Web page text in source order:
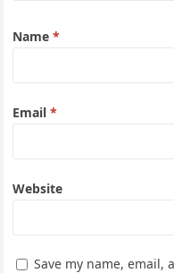
Name*
Email*
Website
Save my name,